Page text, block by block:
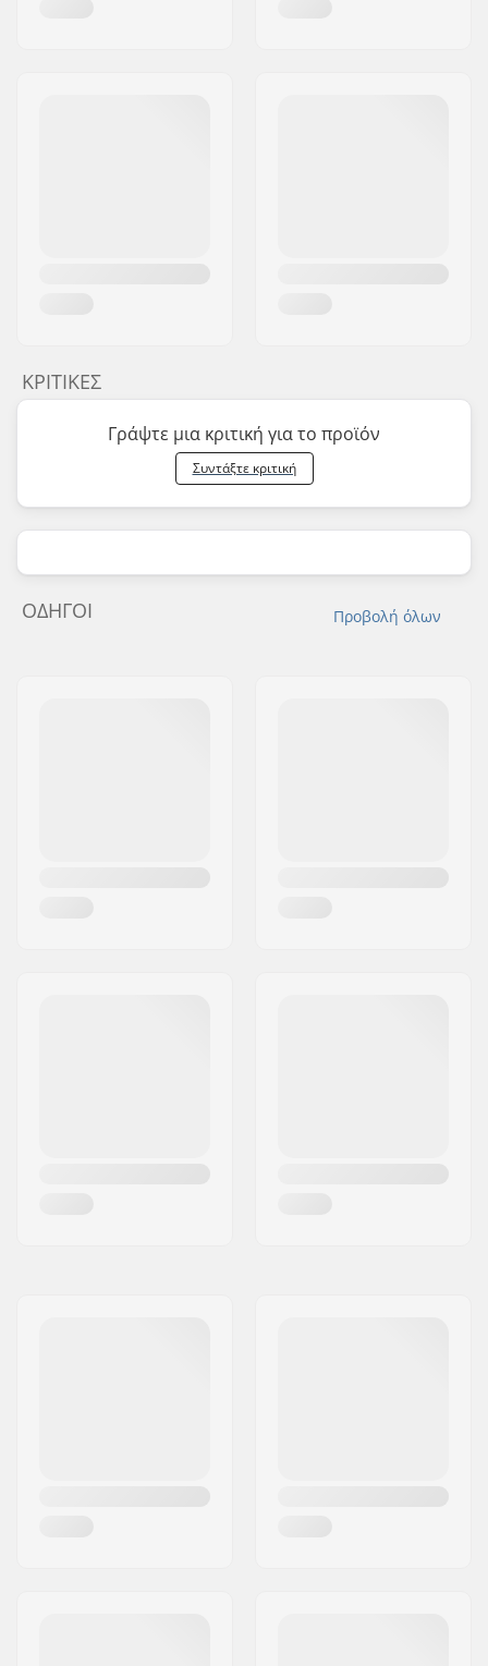
ΚΡΙΤΙΚΈΣ
Γράψτε μια κριτική για το προϊόν
Συντάξτε κριτική
Προβολή όλων
ΟΔΗΓΟΊ